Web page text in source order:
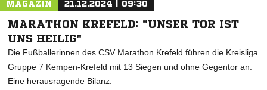
MAGAZIN 21.12.2024 | 09:30
MARATHON KREFELD: "UNSER TOR IST
UNS HEILIG"
Die Fußballerinnen des CSV Marathon Krefeld führen die Kreisliga
Gruppe 7 Kempen-Krefeld mit 13 Siegen und ohne Gegentor an.
Eine herausragende Bilanz.